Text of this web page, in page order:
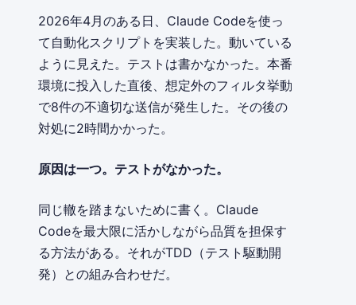
2026年4月のある日、Claude Codeを使っ
て自動化スクリプトを実装した。動いている
ように見えた。テストは書かなかった。本番
環境に投入した直後、想定外のフィルタ挙動
で8件の不適切な送信が発生した。その後の
対処に2時間かかった。
原因は一つ。テストがなかった。
同じ轍を踏まないために書く。Claude
Codeを最大限に活かしながら品質を担保す
る方法がある。それがTDD（テスト駆動開
発）との組み合わせだ。